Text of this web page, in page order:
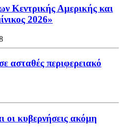
Κεντρικής Αμερικής και
2026»
ασταθές περιφερειακό
οι κυβερνήσεις ακόμη